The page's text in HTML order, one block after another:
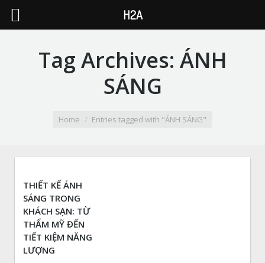
Tag Archives: ÁNH
SÁNG
Home Entries tagged with "ÁNH SÁNG"
THIẾT KẾ ÁNH
SÁNG TRONG
KHÁCH SẠN: TỪ
THẨM MỸ ĐẾN
TIẾT KIỆM NĂNG
LƯỢNG
H2A